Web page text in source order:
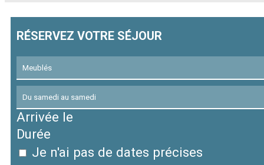
RÉSERVEZ VOTRE SÉJOUR
Arrivée le
Durée
Je n'ai pas de dates précises